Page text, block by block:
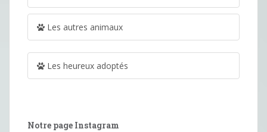
Les autres animaux
Les heureux adoptés
Notre page Instagram